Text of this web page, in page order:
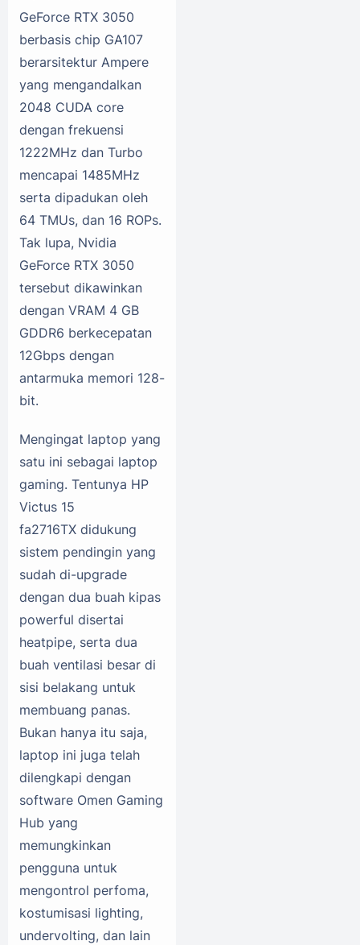
GeForce RTX 3050
berbasis chip GA107
berarsitektur Ampere
yang mengandalkan
2048 CUDA core
dengan frekuensi
1222MHz dan Turbo
mencapai 1485MHz
serta dipadukan oleh
64 TMUs, dan 16 ROPs.
Tak lupa, Nvidia
GeForce RTX 3050
tersebut dikawinkan
dengan VRAM 4 GB
GDDR6 berkecepatan
12Gbps dengan
antarmuka memori 128-
bit.
Mengingat laptop yang
satu ini sebagai laptop
gaming. Tentunya HP
Victus 15
fa2716TX didukung
sistem pendingin yang
sudah di-upgrade
dengan dua buah kipas
powerful disertai
heatpipe, serta dua
buah ventilasi besar di
sisi belakang untuk
membuang panas.
Bukan hanya itu saja,
laptop ini juga telah
dilengkapi dengan
software Omen Gaming
Hub yang
memungkinkan
pengguna untuk
mengontrol perfoma,
kostumisasi lighting,
undervolting, dan lain